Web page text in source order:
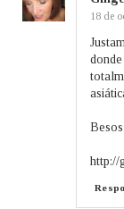
18 de
Besos
http://